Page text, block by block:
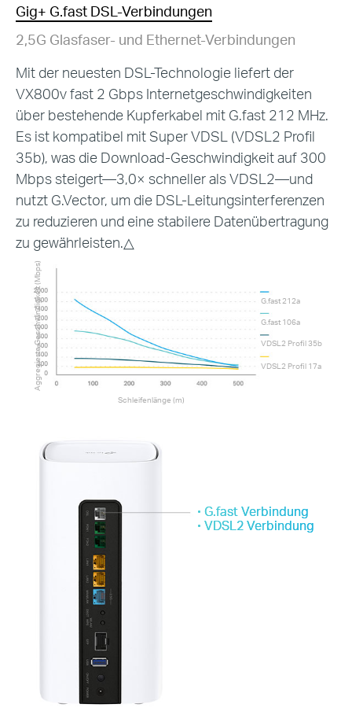
Gig+ G.fast DSL-Verbindungen
2,5G Glasfaser- und Ethernet-Verbindungen
Mit der neuesten DSL-Technologie liefert der
VX800v fast 2 Gbps Internetgeschwindigkeiten
über bestehende Kupferkabel mit G.fast 212 MHz.
Es ist kompatibel mit Super VDSL (VDSL2 Profil
35b), was die Download-Geschwindigkeitauf 300
Mbps steigert—3,0× schneller als VDSL2—und
nutzt G.Vector, um die DSL-Leitungsinterferenzen
zu reduzieren und eine stabilere Datenübertragung
zu gewährleisten. △
Aggregierte Geschwindigkeit (Mbps)
Schleifenlänge (m)
G.fast 212a
G.fast 106a
VDSL2 Profil 35b
VDSL2 Profil 17a
G.fast Verbindung
VDSL2 Verbindung